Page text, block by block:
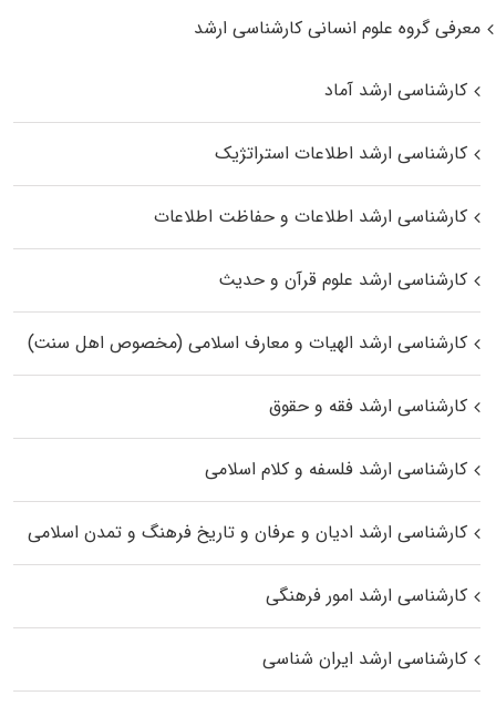
معرفی گروه علوم انسانی کارشناسی ارشد
کارشناسی ارشد آماد
کارشناسی ارشد اطلاعات استراتژیک
کارشناسی ارشد اطلاعات و حفاظت اطلاعات
کارشناسی ارشد علوم قرآن و حدیث
کارشناسی ارشد الهیات و معارف اسلامی (مخصوص اهل سنت)
کارشناسی ارشد فقه و حقوق
کارشناسی ارشد فلسفه و کلام اسلامی
کارشناسی ارشد ادیان و عرفان و تاریخ فرهنگ و تمدن اسلامی
کارشناسی ارشد امور فرهنگی
کارشناسی ارشد ایران شناسی